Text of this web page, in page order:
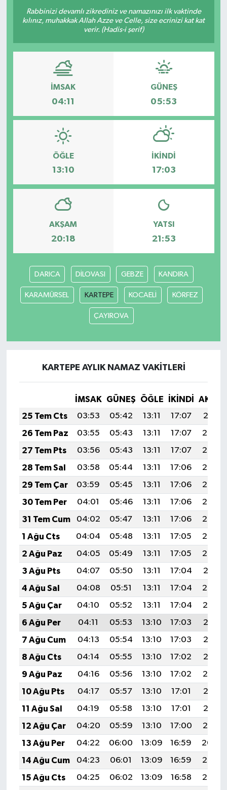
Rabbinizi devamlı zikrediniz ve namazınızı ilk vaktinde
kılınız, muhakkak Allah Azze ve Celle, size ecrinizi kat kat
verir. (Hadis-i şerif)
İMSAK
04:11
GÜNEŞ
05:53
ÖĞLE
13:10
İKINDI
17:03
AKŞAM
20:18
YATSI
21:53
DARICA DİLOVASI GEBZE KANDIRA
KARAMÜRSEL KARTEPE KOCAELİ KÖRFEZ
ÇAYIROVA
KARTEPE AYLIK NAMAZ VAKITLERI
İMSAK GÜNEŞ ÖĞLE İKINDI
25 Tem Cts
03:53 05:42 13:11 17:07
20:31
26 Tem Paz
03:55 05:43 13:11 17:07
20:30
27 Tem Pts
03:56 05:43 13:11 17:07
20:29
28 Tem Sal
03:58 05:44 13:11 17:06
20:28
29 Tem Çar
03:59 05:45 13:11 17:06
20:27
30 Tem Per
04:01 05:46 13:11 17:06
20:26
31 Tem Cum
04:02 05:47 13:11 17:06
20:25
1 Ağu Cts
04:04 05:48 13:11 17:05
20:24
2 Ağu Paz
04:05 05:49 13:11 17:05
20:23
3 Ağu Pts
04:07 05:50 13:11 17:04
20:21
4 Ağu Sal
04:08 05:51 13:11 17:04
20:20
5 Ağu Çar
04:10 05:52 13:11 17:04
20:19
6 Ağu Per
04:11 05:53 13:10 17:03
20:18
7 Ağu Cum
04:13 05:54 13:10 17:03
20:17
8 Ağu Cts
04:14 05:55 13:10 17:02
20:15
9 Ağu Paz
04:16 05:56 13:10 17:02
20:14
10 Ağu Pts
04:17 05:57 13:10 17:01
20:13
11 Ağu Sal
04:19 05:58 13:10 17:01
20:12
12 Ağu Çar
04:20 05:59 13:10 17:00
20:10
13 Ağu Per
04:22 06:00 13:09 16:59
20:09
14 Ağu Cum
04:23 06:01 13:09 16:59
20:08
15 Ağu Cts
04:25 06:02 13:09 16:58
20:06
ÖZEL HABER
RÖPORTAJLAR
SAĞLIK
GÜNCEL
YAŞAM